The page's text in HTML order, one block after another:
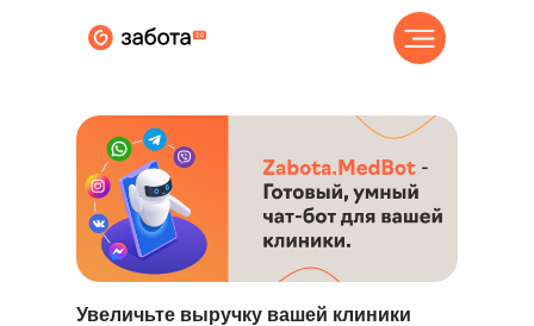
Увеличьте выручку вашей клиники